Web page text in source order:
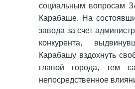
социальным вопросам
Карабаше. На
завода за счет
конкурента,
Карабашу вздохнуть
главой города, тем
непосредственное